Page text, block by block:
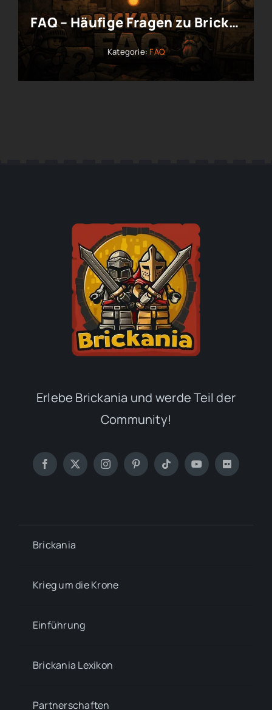
FAQ – Häufige Fragen zu Brickania & Krieg um die Krone
Kategorie:FAQ
Erlebe Brickania und werde Teil der
Community!
Brickania
Krieg um die Krone
Einführung
Brickania Lexikon
Partnerschaften